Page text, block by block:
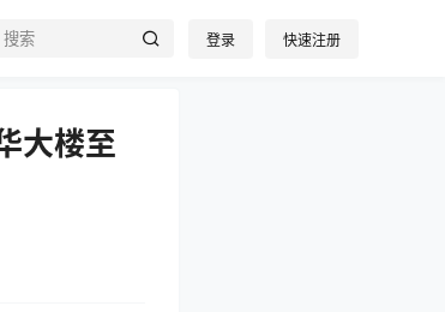
登录 快速注册
大楼至